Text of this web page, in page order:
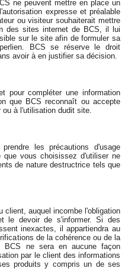
ne peuvent mettre en place un
expresse et préalable
ou visiteur souhaiterait mettre
des sites internet de BCS, il lui
sur le site afin de formuler sa
BCS se réserve le droit
avoir à en justifier sa décision.
pour compléter une information
que BCS reconnaît ou accepte
ou à l'utilisation dudit site.
les précautions d'usage
que vous choisissez d'utiliser ne
de nature destructrice tels que
client, auquel incombe l'obligation
le devoir de s'informer. Si des
inexactes, il appartiendra au
de la cohérence ou de la
BCS ne sera en aucune façon
par le client des informations
produits y compris un de ses